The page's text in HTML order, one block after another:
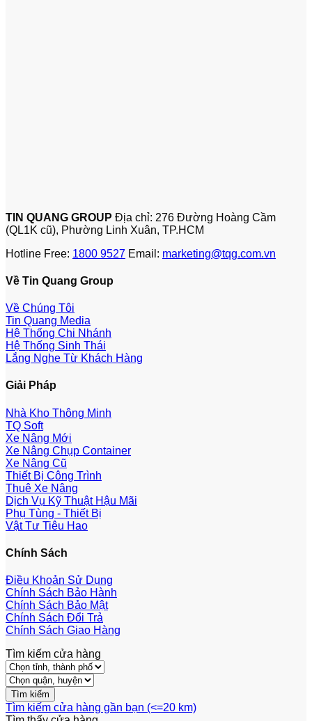
TIN QUANG GROUP Địa chỉ: 276 Đường Hoàng Cầm
(QL1K cũ), Phường Linh Xuân, TP.HCM
Hotline Free: 1800 9527 Email: marketing@tqg.com.vn
Về Tin Quang Group
Về Chúng Tôi
Tin Quang Media
Hệ Thống Chi Nhánh
Hệ Thống Sinh Thái
Lắng Nghe Từ Khách Hàng
Giải Pháp
Nhà Kho Thông Minh
TQ Soft
Xe Nâng Mới
Xe Nâng Chụp Container
Xe Nâng Cũ
Thiết Bị Công Trình
Thuê Xe Nâng
Dịch Vụ Kỹ Thuật Hậu Mãi
Phụ Tùng - Thiết Bị
Vật Tư Tiêu Hao
Chính Sách
Điều Khoản Sử Dụng
Chính Sách Bảo Hành
Chính Sách Bảo Mật
Chính Sách Đổi Trả
Chính Sách Giao Hàng
Tìm kiếm cửa hàng
Tìm kiếm cửa hàng gần bạn (<=20 km)